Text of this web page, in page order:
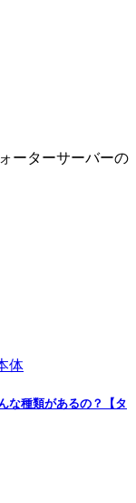
ーターサーバーの
体
な種類があるの？【タ